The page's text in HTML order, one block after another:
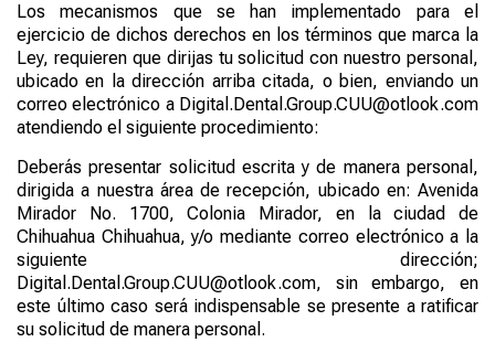
Los mecanismos que se han implementado para el
ejercicio de dichos derechos en los términos que marca la
Ley, requieren que dirijas tu solicitud con nuestro personal,
ubicado en la dirección arriba citada, o bien, enviando un
correo electrónico a Digital.Dental.Group.CUU@otlook.com
atendiendo el siguiente procedimiento:
Deberás presentar solicitud escrita y de manera personal,
dirigida a nuestra área de recepción, ubicado en: Avenida
Mirador No. 1700, Colonia Mirador, en la ciudad de
Chihuahua Chihuahua, y/o mediante correo electrónico a la
siguiente dirección;
Digital.Dental.Group.CUU@otlook.com, sin embargo, en
este último caso será indispensable se presente a ratificar
su solicitud de manera personal.